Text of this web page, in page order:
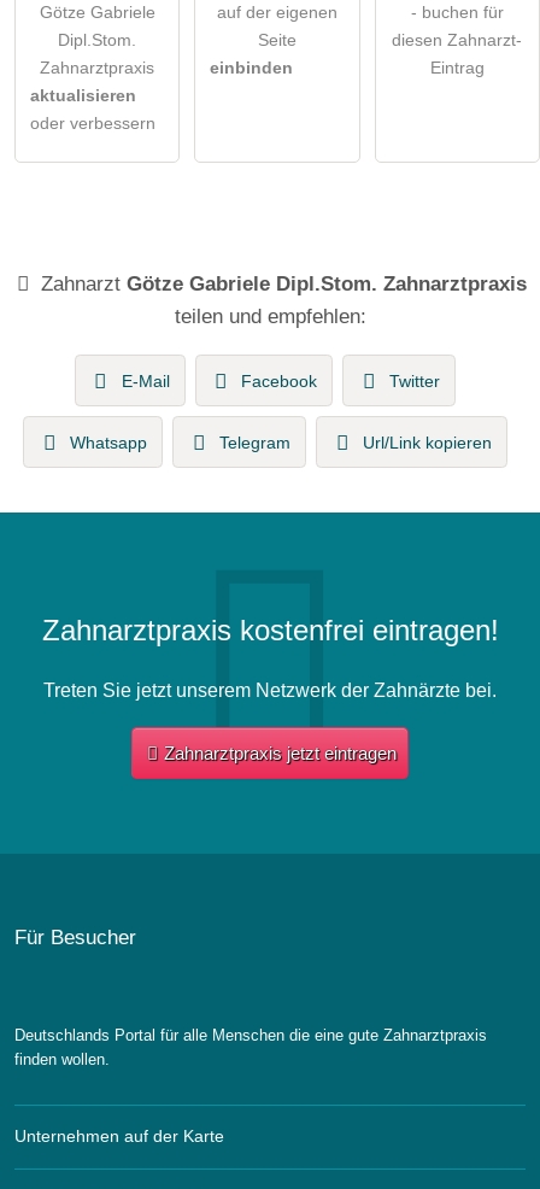
Götze Gabriele
Dipl.Stom.
Zahnarztpraxis
aktualisieren
oder verbessern
auf der eigenen
Seite
einbinden
- buchen für
diesen Zahnarzt-
Eintrag
ZahnarztGötze Gabriele Dipl.Stom. Zahnarztpraxis
teilen und empfehlen:
E-Mail Facebook Twitter
Whatsapp Telegram Url/Link kopieren
Zahnarztpraxis kostenfrei eintragen!
Treten Sie jetzt unserem Netzwerk der Zahnärzte bei.
Zahnarztpraxis jetzt eintragen
Für Besucher
Deutschlands Portal für alle Menschen die eine gute Zahnarztpraxis
finden wollen.
Unternehmen auf der Karte